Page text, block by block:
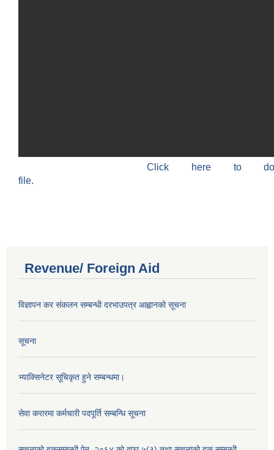
Click here to
file.
Revenue/ Foreign Aid
विज्ञापन कर संकलन सम्बन्धी दरभाउपत्र आह्वानको सूचना
सूचना
भ्याक्सिनेटर सूचिकृत हुने सम्बन्धमा।
सेवा करारमा कर्मचारी पदपूर्ति सम्बन्धि सूचना